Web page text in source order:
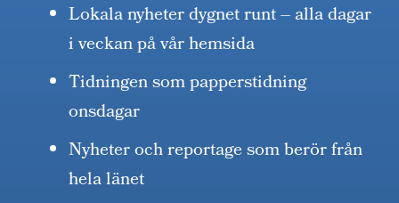
Lokala nyheter dygnet runt – alla dagar
i veckan på vår hemsida
Tidningen som papperstidning
onsdagar
Nyheter och reportage som berör från
hela länet